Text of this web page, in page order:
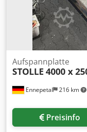
Ennepetal 216 km
Aufspannplatte
STOLLE 4000 x
Preisinfo